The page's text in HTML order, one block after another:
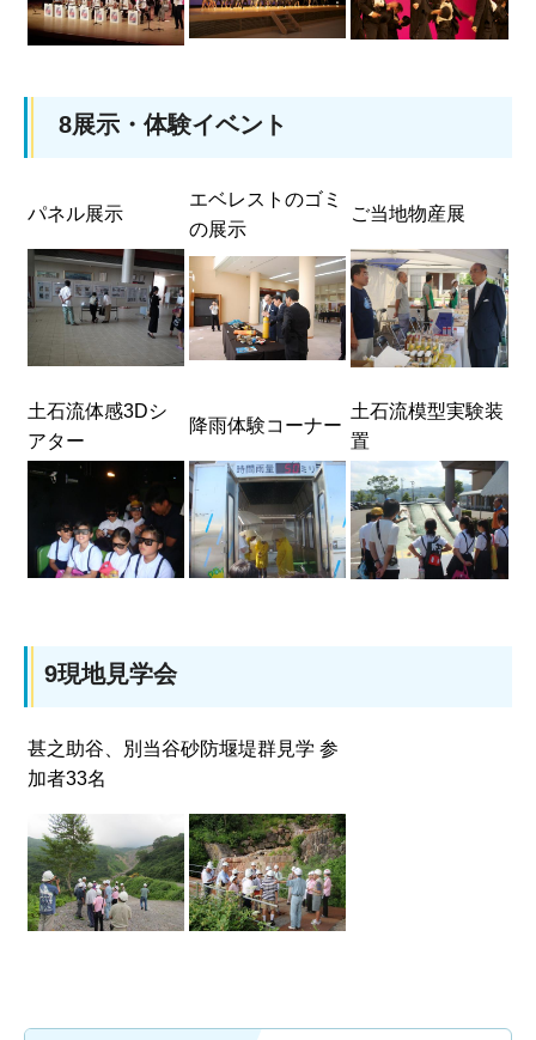
8展示・体験イベント
パネル展示
エベレストのゴミ
の展示
ご当地物産展
土石流体感3Dシ
アター
降雨体験コーナー
土石流模型実験装
置
9現地見学会
甚之助谷、別当谷砂防堰堤群見学 参
加者33名